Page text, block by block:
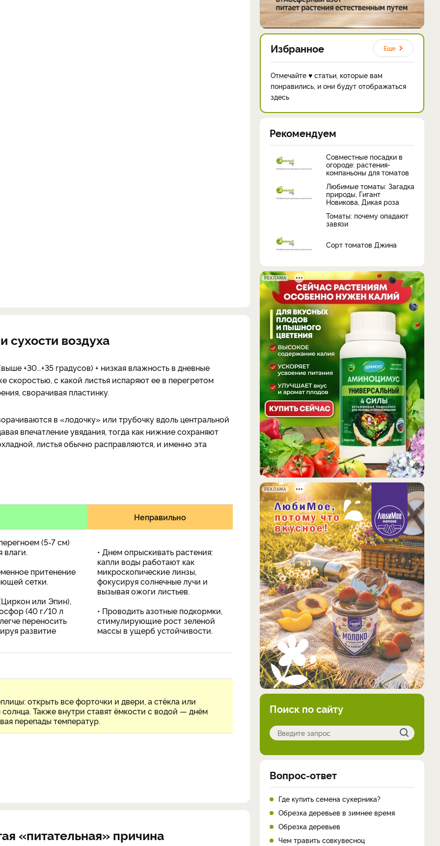
сухости воздуха
+30...+35 градусов) + низкая влажность в дневные
скоростью, с какой листья испаряют ее в перегретом
сворачивая пластинку.
в «лодочку» или трубочку вдоль центральной
впечатление увядания, тогда как нижние сохраняют
листья обычно расправляются, и именно эта
Неправильно
(5-7 см)
влаги.
притенение
сетки.
или Эпин),
(40 г/10 л
переносить
развитие
• Днем опрыскивать растения:
капли воды работают как
микроскопические линзы,
фокусируя солнечные лучи и
вызывая ожоги листьев.
• Проводить азотные подкормки,
стимулирующие рост зеленой
массы в ущерб устойчивости.
открыть все форточки и двери, а стёкла или
Также внутри ставят ёмкости с водой — днём
перепады температур.
«питательная» причина
Избранное Еще
Отмечайте ♥ статьи, которые вам
понравились, и они будут отображаться
здесь
Рекомендуем
Совместные посадки в
огороде: растения-
компаньоны для томатов
Любимые томаты: Загадка
природы, Гигант
Новикова, Дикая роза
Томаты: почему опадают
завязи
Сорт томатов Джина
РЕКЛАМА
РЕКЛАМА
Поиск по сайту
Вопрос-ответ
Где купить семена сукерника?
Обрезка деревьев в зимнее время
Обрезка деревьев
Чем травить совкувесноц